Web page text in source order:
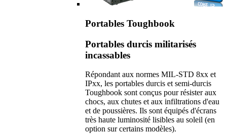
Portables Toughbook
Portables durcis militarisés
incassables
Répondant aux normes MIL-STD 8xx et
IPxx, les portables durcis et semi-durcis
Toughbook sont conçus pour résister aux
chocs, aux chutes et aux infiltrations d'eau
et de poussières. Ils sont équipés d'écrans
très haute luminosité lisibles au soleil (en
option sur certains modèles).